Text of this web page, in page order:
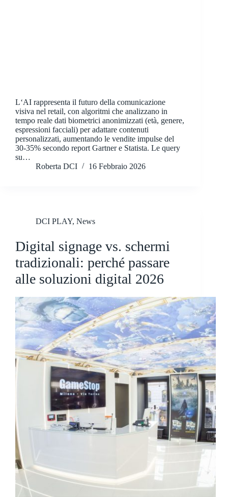
L‘AI rappresenta il futuro della comunicazione
visiva nel retail, con algoritmi che analizzano in
tempo reale dati biometrici anonimizzati (età, genere,
espressioni facciali) per adattare contenuti
personalizzati, aumentando le vendite impulse del
30-35% secondo report Gartner e Statista. Le query
su…
Roberta DCI
16 Febbraio 2026
DCI PLAY, News
Digital signage vs. schermi
tradizionali: perché passare
alle soluzioni digital 2026